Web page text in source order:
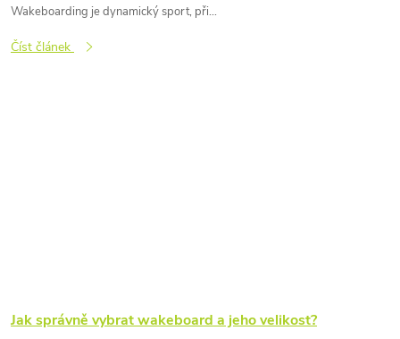
Wakeboarding je dynamický sport, při...
Číst článek
Jak správně vybrat wakeboard a jeho velikost?